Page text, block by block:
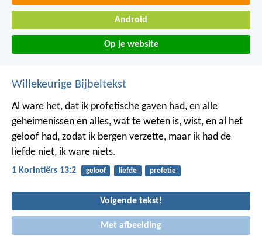
Android
Op je website
Willekeurige Bijbeltekst
Al ware het, dat ik profetische gaven had, en alle
geheimenissen en alles, wat te weten is, wist, en al het
geloof had, zodat ik bergen verzette, maar ik had de
liefde niet, ik ware niets.
1 Korintiërs 13:2 geloof liefde profetie
Volgende tekst!
Met afbeelding